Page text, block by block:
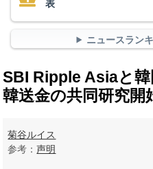
表
ニュースラン
SBI Ripple Asiaと韓
韓送金の共同研究開
菊谷ルイス
参考：声明